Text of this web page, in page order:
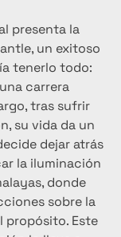
presenta la
un exitoso
tenerlo todo:
carrera
tras sufrir
su vida da un
dejar atrás
la iluminación
donde
sobre la
propósito. Este